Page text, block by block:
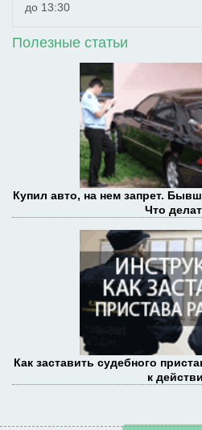
до 13:30
Полезные статьи
Купил авто, на нем запрет.
Что
Как заставить судебного
к